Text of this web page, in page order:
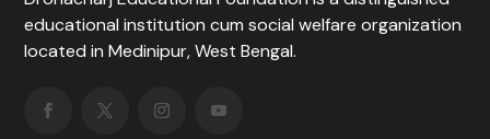
educational institution cum social welfare organization
located in Medinipur, West Bengal.